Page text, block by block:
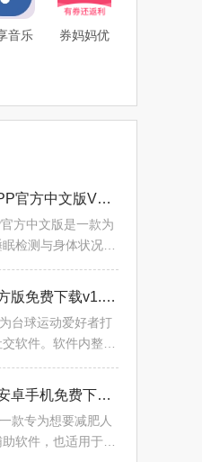
音乐
券妈妈优
AI健康睡眠APP官方中文版V1.0.2最新版
方中文版是一款为
检测与身体状况数
眠质量进行打分，
度了解自
瞄运动app官方版免费下载v1.0.1最新版
台球运动爱好者打
软件。软件内整合
精准推，用户可以
式进行挑选
小卡健康app安卓手机免费下载v1.6.4最新版
款专为想要减肥人
软件，也适用于健